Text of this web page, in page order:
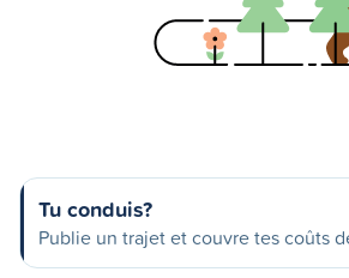
Tu conduis?
Publie un trajet et couvre tes coûts